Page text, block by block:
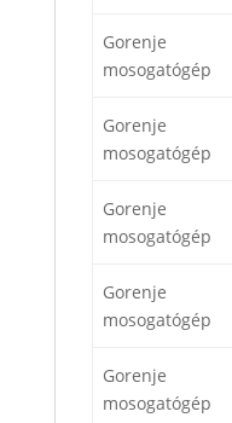
Gorenje
mosogatógép
Gorenje
mosogatógép
Gorenje
mosogatógép
Gorenje
mosogatógép
Gorenje
mosogatógép